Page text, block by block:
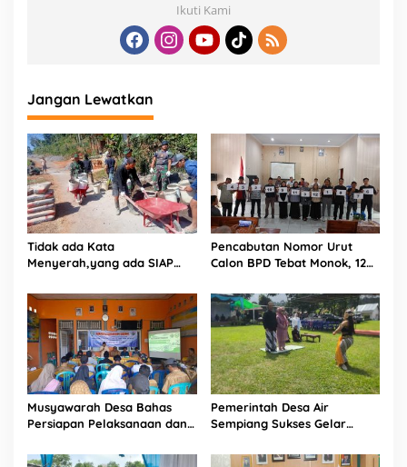
Ikuti Kami
Jangan Lewatkan
Tidak ada Kata
Menyerah,yang ada SIAP
Pencabutan Nomor Urut
Calon BPD Tebat Monok, 12
Musyawarah Desa Bahas
Persiapan Pelaksanaan dan
Sari Dorong Pembangunan
Pemerintah Desa Air
Sempiang Sukses Gelar